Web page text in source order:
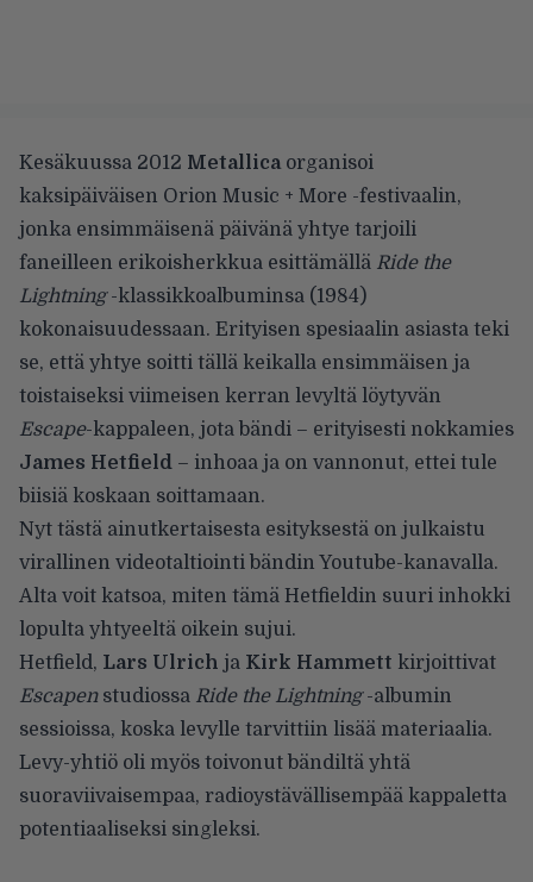
Kesäkuussa 2012 Metallicaorganisoi
kaksipäiväisen Orion Music + More -festivaalin,
jonka ensimmäisenä päivänä yhtye tarjoili
faneilleen erikoisherkkua esittämällä Ride the
Lightning-klassikkoalbuminsa (1984)
kokonaisuudessaan. Erityisen spesiaalin asiasta teki
se, että yhtye soitti tällä keikalla ensimmäisen ja
toistaiseksi viimeisen kerran levyltä löytyvän
Escape-kappaleen, jota bändi – erityisesti nokkamies
James Hetfield – inhoaa ja on vannonut, ettei tule
biisiä koskaan soittamaan.
Nyt tästä ainutkertaisesta esityksestä on julkaistu
virallinen videotaltiointi bändin Youtube-kanavalla.
Alta voit katsoa, miten tämä Hetfieldin suuri inhokki
lopulta yhtyeeltä oikein sujui.
Hetfield, Lars Ulrich ja Kirk Hammett kirjoittivat
Escapenstudiossa Ride the Lightning-albumin
sessioissa, koska levylle tarvittiin lisää materiaalia.
Levy-yhtiö oli myös toivonut bändiltä yhtä
suoraviivaisempaa, radioystävällisempää kappaletta
potentiaaliseksi singleksi.